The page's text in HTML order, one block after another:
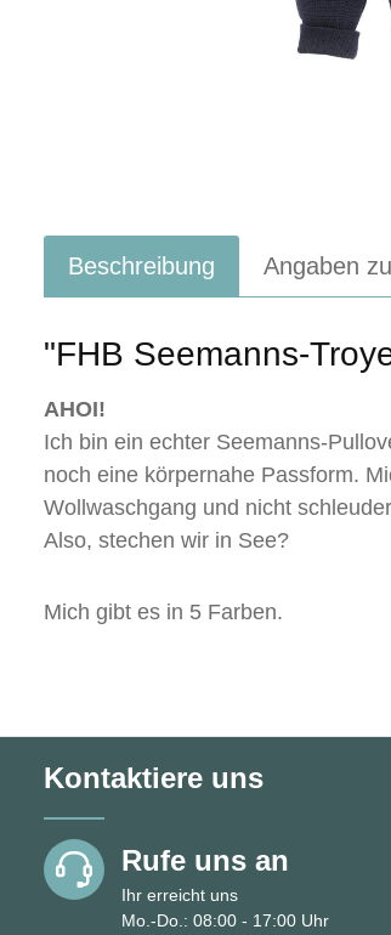
Beschreibung Angaben
"FHB Seemanns-
AHOI!
Ich bin ein echter Seemanns-
noch eine körpernahe Passform.
Wollwaschgang und nicht
Also, stechen wir in See?
Mich gibt es in 5 Farben.
Kontaktiere uns
Rufe uns an
Ihr erreicht uns
Mo.-Do.: 08:00 - 17:00 Uhr